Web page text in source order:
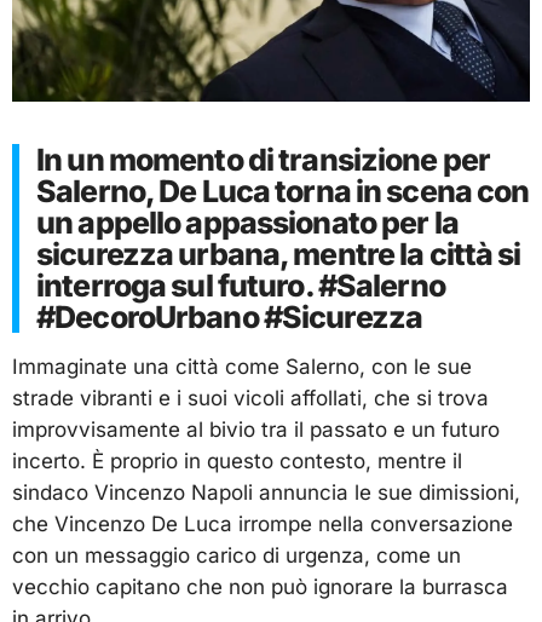
In un momento di transizione per
Salerno, De Luca torna in scena con
un appello appassionato per la
sicurezza urbana, mentre la città si
interroga sul futuro. #Salerno
#DecoroUrbano #Sicurezza
Immaginate una città come Salerno, con le sue
strade vibranti e i suoi vicoli affollati, che si trova
improvvisamente al bivio tra il passato e un futuro
incerto. È proprio in questo contesto, mentre il
sindaco Vincenzo Napoli annuncia le sue dimissioni,
che Vincenzo De Luca irrompe nella conversazione
con un messaggio carico di urgenza, come un
vecchio capitano che non può ignorare la burrasca